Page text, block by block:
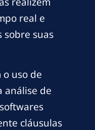
real e
sobre suas
uso de
análise de
cláusulas